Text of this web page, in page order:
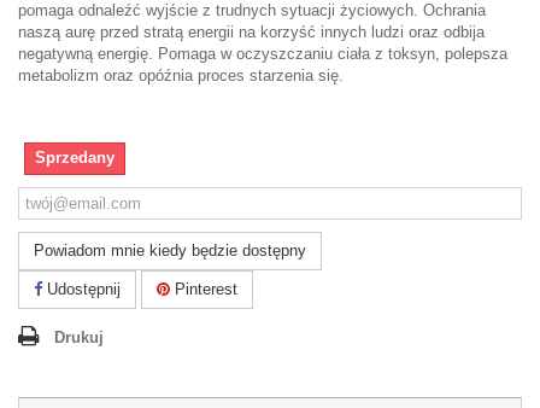
pomaga odnaleźć wyjście z trudnych sytuacji życiowych. Ochrania
naszą aurę przed stratą energii na korzyść innych ludzi oraz odbija
negatywną energię. Pomaga w oczyszczaniu ciała z toksyn, polepsza
metabolizm oraz opóźnia proces starzenia się.
Sprzedany
Powiadom mnie kiedy będzie dostępny
Udostępnij Pinterest
Drukuj